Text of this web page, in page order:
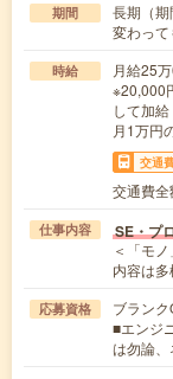
期間
長期（
変わって
時給
月給25
※20,000
して加
月1万円
交通
交通費
仕事内容 SE・プ
＜「モ
内容は
応募資格
ブラン
■エンジ
は勿論